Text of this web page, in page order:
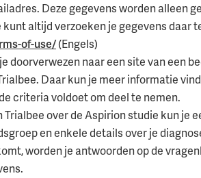
Deze gegevens worden alleen
kunt altijd verzoeken je gegevens daar
of-use/(Engels)
doorverwezen naar een site van een
Daar kun je meer informatie
criteria voldoet om deel te nemen.
Trialbee over de Aspirion studie kun je
en enkele details over je
worden je antwoorden op de